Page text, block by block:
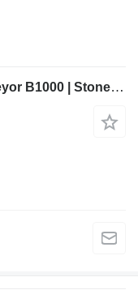
Kinglink High Reliablity Belt Conveyor B1000 | Stone Crushing Plant